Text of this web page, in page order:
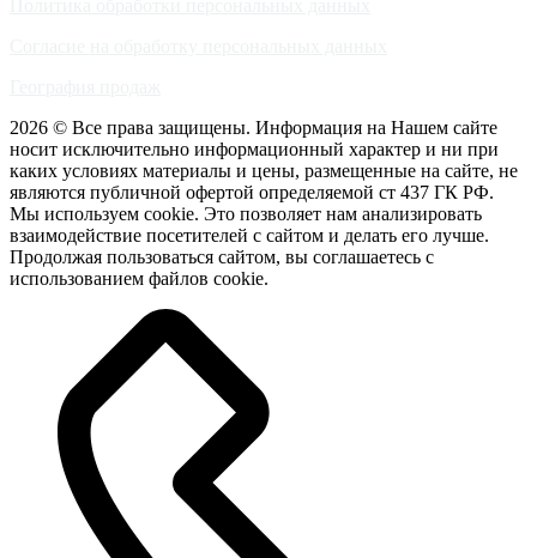
2026 © Все права защищены. Информация на Нашем сайте
носит исключительно информационный характер и ни при
каких условиях материалы и цены, размещенные на сайте, не
являются публичной офертой определяемой ст 437 ГК РФ.
Мы используем cookie. Это позволяет нам анализировать
взаимодействие посетителей с сайтом и делать его лучше.
Продолжая пользоваться сайтом, вы соглашаетесь с
использованием файлов cookie.